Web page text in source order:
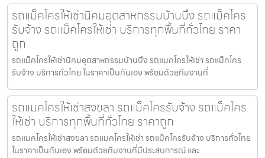
รถแม็คโครให้เช่านิคมอุตสาหกรรมบ้านบึง รถแม็คโคร
รับจ้าง รถแม็คโครให้เช่า บริการทุกพื้นที่ทั่วไทย ราคา
ถูก
รถแม็คโครให้เช่านิคมอุตสาหกรรมบ้านบึง รถแมคโครให้เช่า รถแม็คโคร
รับจ้าง บริการทั่วไทย ในราคาเป็นกันเอง พร้อมด้วยทีมงานที่
รถแมคโครให้เช่าสงขลา รถแม็คโครรับจ้าง รถแม็คโคร
ให้เช่า บริการทุกพื้นที่ทั่วไทย ราคาถูก
รถแมคโครให้เช่าสงขลา รถแมคโครให้เช่า รถแม็คโครรับจ้าง บริการทั่วไทย
ในราคาเป็นกันเอง พร้อมด้วยทีมงานที่มีประสบการณ์ และ